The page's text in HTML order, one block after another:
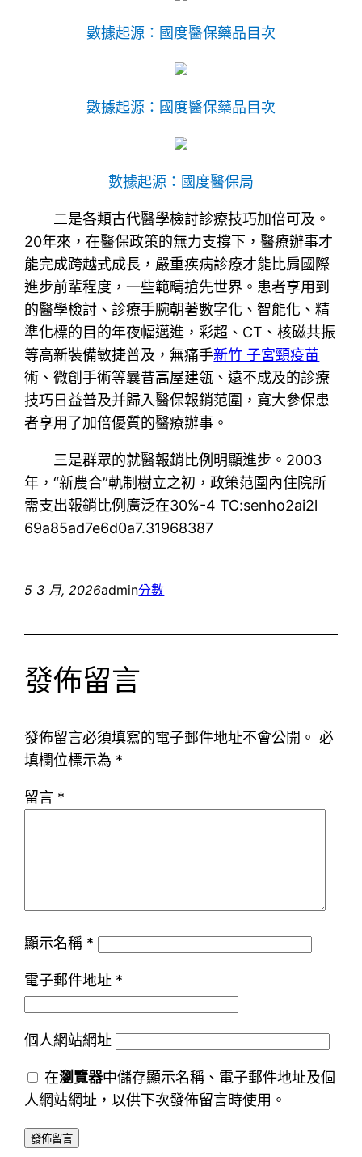
數據起源：國度醫保藥品目次
數據起源：國度醫保藥品目次
數據起源：國度醫保局
二是各類古代醫學檢討診療技巧加倍可及。
20年來，在醫保政策的無力支撐下，醫療辦事才
能完成跨越式成長，嚴重疾病診療才能比肩國際
進步前輩程度，一些範疇搶先世界。患者享用到
的醫學檢討、診療手腕朝著數字化、智能化、精
準化標的目的年夜幅邁進，彩超、CT、核磁共振
等高新裝備敏捷普及，無痛手新竹 子宮頸疫苗
術、微創手術等曩昔高屋建瓴、遠不成及的診療
技巧日益普及并歸入醫保報銷范圍，寬大參保患
者享用了加倍優質的醫療辦事。
三是群眾的就醫報銷比例明顯進步。2003
年，“新農合”軌制樹立之初，政策范圍內住院所
需支出報銷比例廣泛在30%-4 TC:senho2ai2l
69a85ad7e6d0a7.31968387
5 3 月, 2026admin分數
發佈留言
發佈留言必須填寫的電子郵件地址不會公開。 必
填欄位標示為 *
留言 *
顯示名稱 *
電子郵件地址 *
個人網站網址
在瀏覽器中儲存顯示名稱、電子郵件地址及個
人網站網址，以供下次發佈留言時使用。